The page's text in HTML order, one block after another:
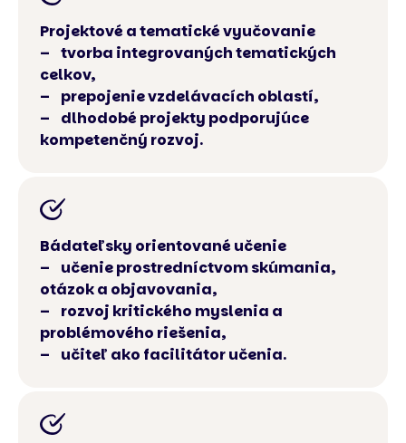
Projektové a tematické vyučovanie
– tvorba integrovaných tematických
celkov,
– prepojenie vzdelávacích oblastí,
– dlhodobé projekty podporujúce
kompetenčný rozvoj.
Bádateľsky orientované učenie
– učenie prostredníctvom skúmania,
otázok a objavovania,
– rozvoj kritického myslenia a
problémového riešenia,
– učiteľ ako facilitátor učenia.